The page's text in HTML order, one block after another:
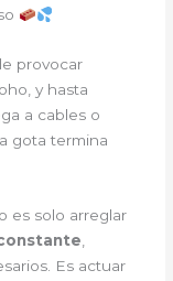
provocar
y hasta
a cables o
gota termina
es solo arreglar
Es actuar